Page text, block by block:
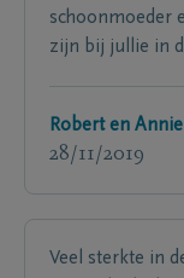
schoonmoeder
zijn bij jullie in
Robert en
28/11/2019
Veel sterkte in